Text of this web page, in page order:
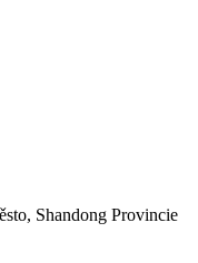
Shandong Provincie